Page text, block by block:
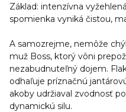
Základ: intenzívna
spomienka vyniká čistou,
A samozrejme, nemôže
muž Boss, ktorý vôni
nezabudnuteľný dojem.
odhaľuje príznačnú
akoby udržiaval zvodnosť
dynamickú silu.